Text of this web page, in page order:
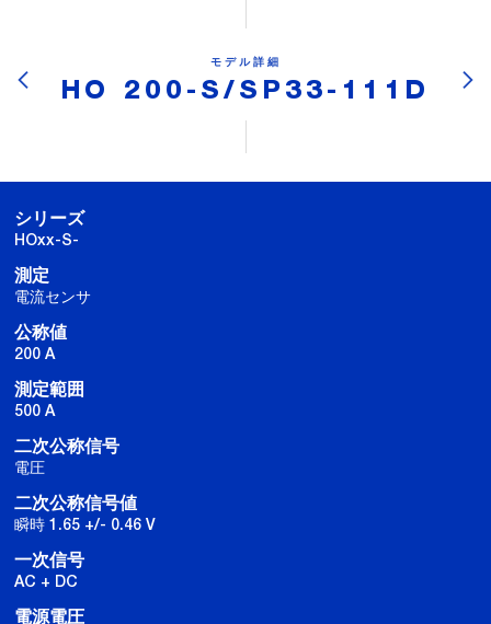
モデル詳細
HO 200-S/SP33-111D
シリーズ
HOxx-S-
測定
電流センサ
公称値
200 A
測定範囲
500 A
二次公称信号
電圧
二次公称信号値
瞬時 1.65 +/- 0.46 V
一次信号
AC + DC
電源電圧